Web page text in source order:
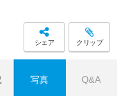
シェア クリップ
写真 Q&A